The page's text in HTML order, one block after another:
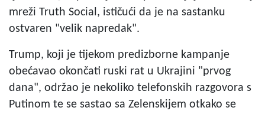
mreži Truth Social, ističući da je na sastanku
ostvaren "velik napredak".
Trump, koji je tijekom predizborne kampanje
obećavao okončati ruski rat u Ukrajini "prvog
dana", održao je nekoliko telefonskih razgovora s
Putinom te se sastao sa Zelenskijem otkako se